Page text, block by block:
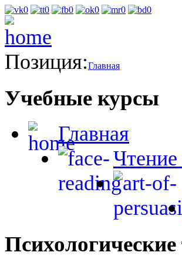
Позиция:Главная
Учебные курсы
Главная
Психологические